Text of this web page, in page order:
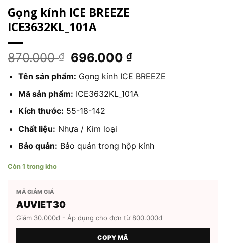
Gọng kính ICE BREEZE
ICE3632KL_101A
870.000₫
Giá
gốc
là:
870.000 ₫.
696.000₫Giá
hiện
tại
là:
Tên sản phẩm: Gọng kính ICE BREEZE
Mã sản phẩm: ICE3632KL_101A
Kích thước: 55-18-142
Chất liệu: Nhựa / Kim loại
Bảo quản: Bảo quản trong hộp kính
Còn 1 trong kho
MÃ GIẢM GIÁ
AUVIET30
Giảm 30.000đ - Áp dụng cho đơn từ 800.000đ
COPY MÃ